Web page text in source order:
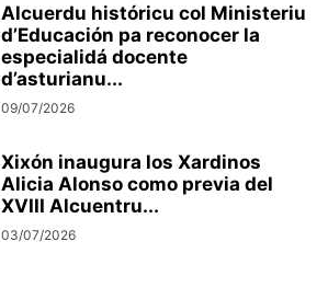
Alcuerdu históricu col Ministeriu
d’Educación pa reconocer la
especialidá docente
d’asturianu...
09/07/2026
Xixón inaugura los Xardinos
Alicia Alonso como previa del
XVIII Alcuentru...
03/07/2026